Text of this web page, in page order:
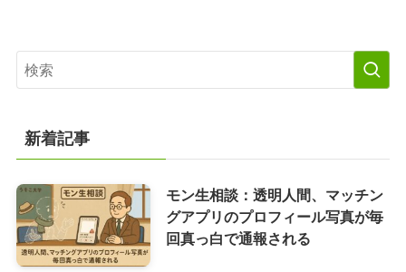
新着記事
モン生相談：透明人間、マッチン
グアプリのプロフィール写真が毎
回真っ白で通報される